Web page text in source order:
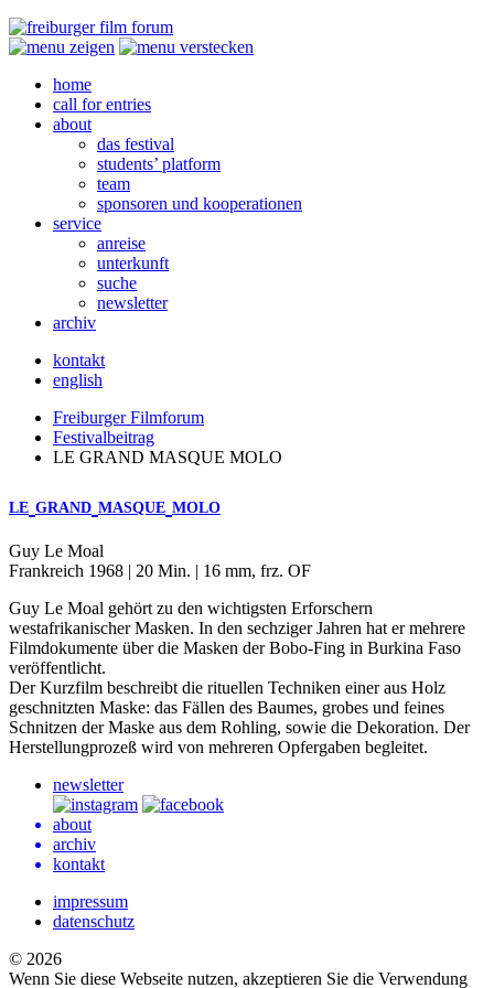
home
call for entries
about
das festival
students’ platform
team
sponsoren und kooperationen
service
anreise
unterkunft
suche
newsletter
archiv
kontakt
english
Freiburger Filmforum
Festivalbeitrag
LE GRAND MASQUE MOLO
LE GRAND MASQUE MOLO
Guy Le Moal
Frankreich 1968 | 20 Min. | 16 mm, frz. OF
Guy Le Moal gehört zu den wichtigsten Erforschern
westafrikanischer Masken. In den sechziger Jahren hat er mehrere
Filmdokumente über die Masken der Bobo-Fing in Burkina Faso
veröffentlicht.
Der Kurzfilm beschreibt die rituellen Techniken einer aus Holz
geschnitzten Maske: das Fällen des Baumes, grobes und feines
Schnitzen der Maske aus dem Rohling, sowie die Dekoration. Der
Herstellungprozeß wird von mehreren Opfergaben begleitet.
newsletter
about
archiv
kontakt
impressum
datenschutz
© 2026
Wenn Sie diese Webseite nutzen, akzeptieren Sie die Verwendung